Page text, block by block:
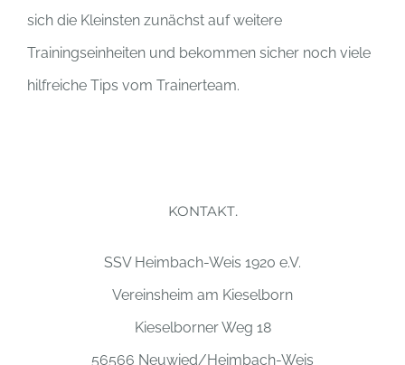
sich die Kleinsten zunächst auf weitere
Trainingseinheiten und bekommen sicher noch viele
hilfreiche Tips vom Trainerteam.
KONTAKT.
SSV Heimbach-Weis 1920 e.V.
Vereinsheim am Kieselborn
Kieselborner Weg 18
56566 Neuwied/Heimbach-Weis